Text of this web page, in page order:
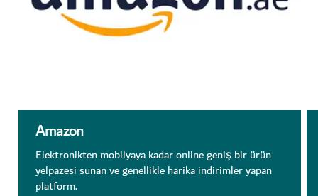
Amazon
Elektronikten mobilyaya kadar online geniş bir ürün
yelpazesi sunan ve genellikle harika indirimler yapan
platform.